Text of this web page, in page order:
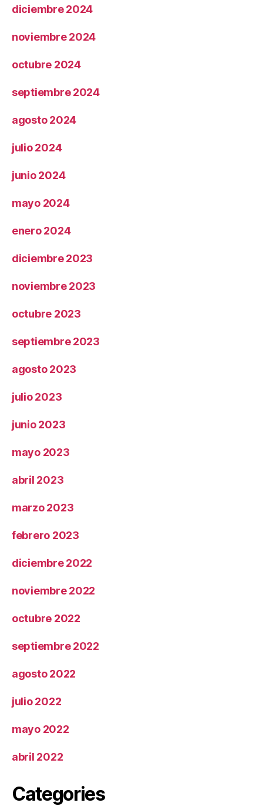
diciembre 2024
noviembre 2024
octubre 2024
septiembre 2024
agosto 2024
julio 2024
junio 2024
mayo 2024
enero 2024
diciembre 2023
noviembre 2023
octubre 2023
septiembre 2023
agosto 2023
julio 2023
junio 2023
mayo 2023
abril 2023
marzo 2023
febrero 2023
diciembre 2022
noviembre 2022
octubre 2022
septiembre 2022
agosto 2022
julio 2022
mayo 2022
abril 2022
Categories